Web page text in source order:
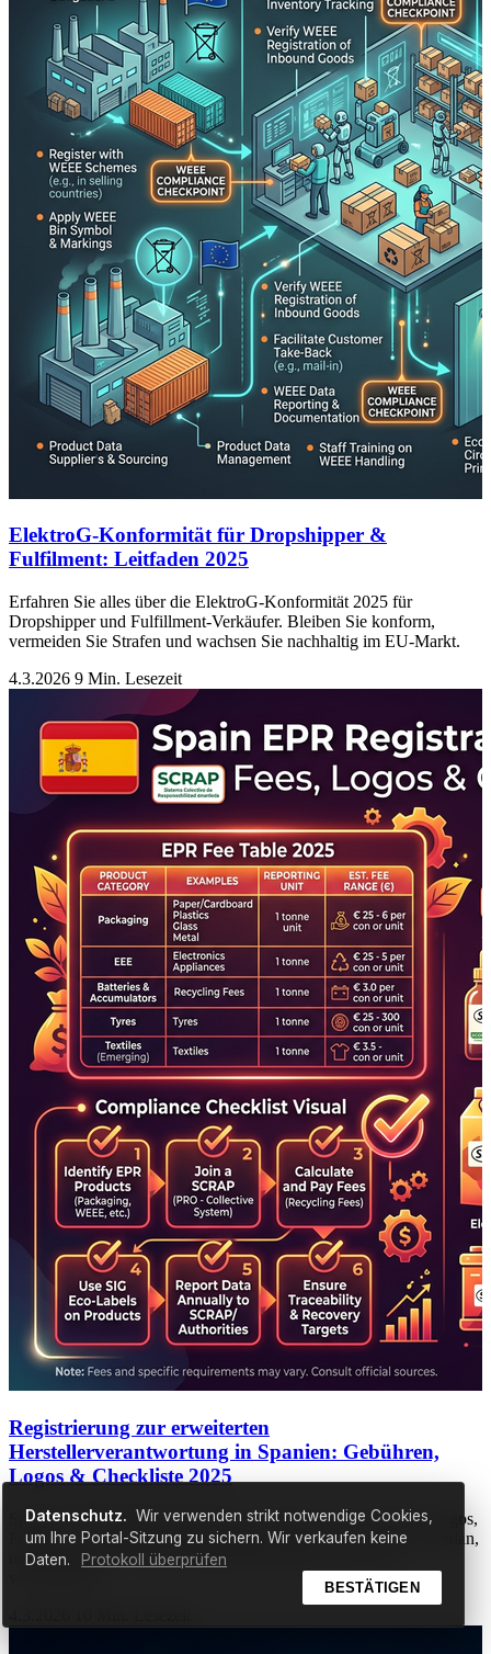
ElektroG-Konformität für Dropshipper &
Fulfilment: Leitfaden 2025
Erfahren Sie alles über die ElektroG-Konformität 2025 für
Dropshipper und Fulfillment-Verkäufer. Bleiben Sie konform,
vermeiden Sie Strafen und wachsen Sie nachhaltig im EU-Markt.
4.3.2026 9 Min. Lesezeit
Registrierung zur erweiterten
Herstellerverantwortung in Spanien: Gebühren,
Logos & Checkliste 2025
Spanien EPR Registrierung 2025: Entdecken Sie Gebühren, Logos,
Fristen und vermeiden Sie Bußgelder. Nutzen Sie unseren Fahrplan,
um die spanische Verpackungskonformität noch heute zu
Datenschutz. Wir verwenden strikt notwendige Cookies,
um Ihre Portal-Sitzung zu sichern. Wir verkaufen keine
Daten.
Protokoll überprüfen
BESTÄTIGEN